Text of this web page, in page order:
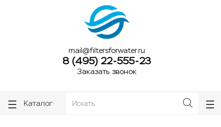
mail@filtersforwater.ru
8 (495) 22-555-23
Заказать звонок
Каталог